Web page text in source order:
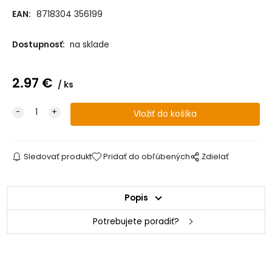
EAN: 8718304 356199
Dostupnosť: na sklade
2.97 € ks
Sledovať produkt Pridať do obľúbených Zdielať
Popis
Potrebujete poradiť?